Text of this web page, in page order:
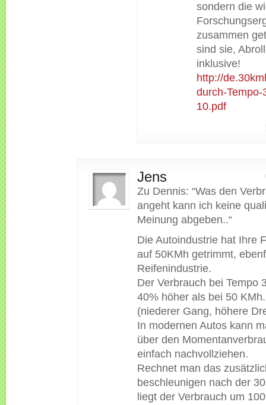
sondern die
zusammen
sind sie,
inklusive!
http://
durch-
10.pdf
Jens
Zu Dennis: “Was den
angeht kann ich keine
Meinung abgeben..“
Die Autoindustrie hat Ihre
auf 50KMh getrimmt,
Reifenindustrie.
Der Verbrauch bei Tempo
40% höher als bei 50 KMh.
(niederer Gang, höhere
In modernen Autos kann
über den
einfach nachvollziehen.
Rechnet man das
beschleunigen nach der
liegt der Verbrauch um